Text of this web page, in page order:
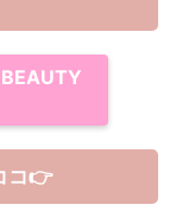
コ👉